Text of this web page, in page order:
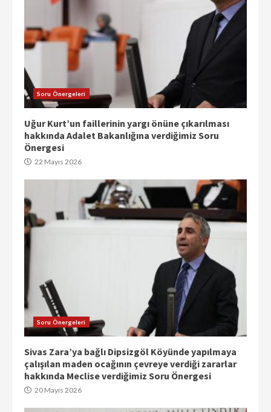
Soru Önergeleri
Uğur Kurt’un faillerinin yargı önüne çıkarılması
hakkında Adalet Bakanlığına verdiğimiz Soru
Önergesi
22 Mayıs 2026
Soru Önergeleri
Sivas Zara’ya bağlı Dipsizgöl Köyünde yapılmaya
çalışılan maden ocağının çevreye verdiği zararlar
hakkında Meclise verdiğimiz Soru Önergesi
20 Mayıs 2026